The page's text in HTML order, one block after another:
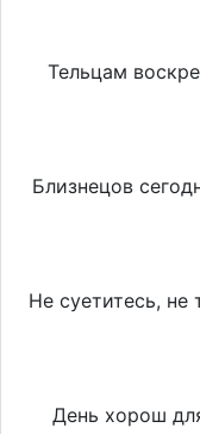
Тельцам
Близнецов
Не суетитесь,
День хорош